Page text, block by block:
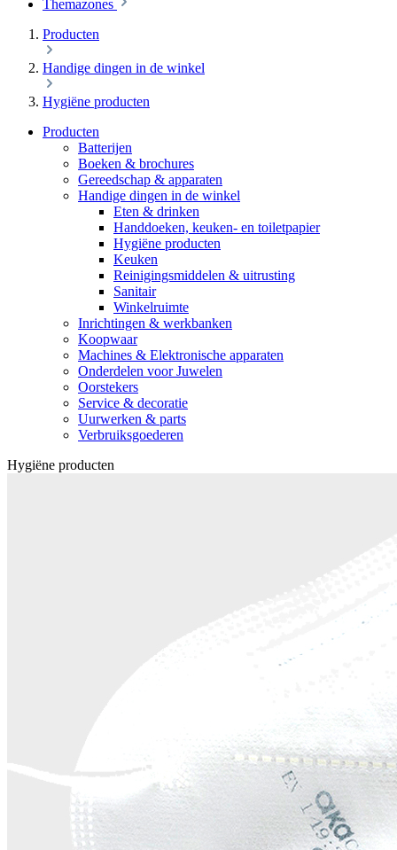
Themazones
Producten
Handige dingen in de winkel
Hygiëne producten
Producten
Batterijen
Boeken & brochures
Gereedschap & apparaten
Handige dingen in de winkel
Eten & drinken
Handdoeken, keuken- en toiletpapier
Hygiëne producten
Keuken
Reinigingsmiddelen & uitrusting
Sanitair
Winkelruimte
Inrichtingen & werkbanken
Koopwaar
Machines & Elektronische apparaten
Onderdelen voor Juwelen
Oorstekers
Service & decoratie
Uurwerken & parts
Verbruiksgoederen
Hygiëne producten